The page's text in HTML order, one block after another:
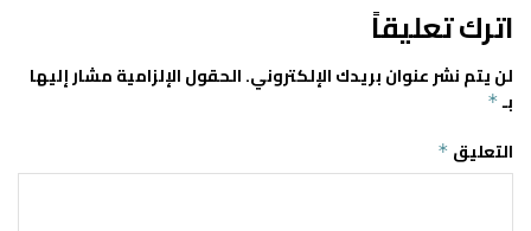
اترك تعليقاً
لن يتم نشر عنوان بريدك الإلكتروني.الحقول الإلزامية مشار إليها
بـ *
التعليق *